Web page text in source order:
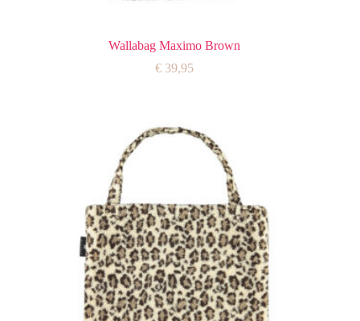
Wallabag Maximo Brown
€ 39,95